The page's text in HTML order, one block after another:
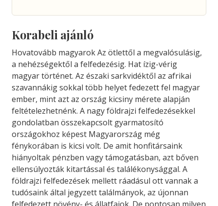
Korabeli ajánló
Hovatovább magyarok Az ötlettől a megvalósulásig,
a nehézségektől a felfedezésig. Hat ízig-vérig
magyar történet. Az északi sarkvidéktől az afrikai
szavannákig sokkal több helyet fedezett fel magyar
ember, mint azt az ország kicsiny mérete alapján
feltételezhetnénk. A nagy földrajzi felfedezésekkel
gondolatban összekapcsolt gyarmatosító
országokhoz képest Magyarország még
fénykorában is kicsi volt. De amit honfitársaink
hiányoltak pénzben vagy támogatásban, azt bőven
ellensúlyozták kitartással és találékonysággal. A
földrajzi felfedezések mellett ráadásul ott vannak a
tudósaink által jegyzett találmányok, az újonnan